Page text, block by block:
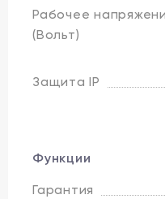
Рабочее
(Вольт)
Защита IP
Функции
Гарантия